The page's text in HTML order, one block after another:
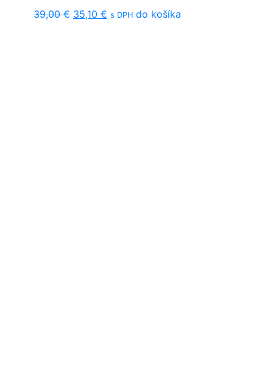
39,00€ Original
35,10 € Current
s DPH do košíka